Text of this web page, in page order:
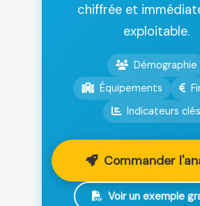
chiffrée et
exploitable.
Démographie
Équipements
Indicateurs clés
Commander
Voir un exemple